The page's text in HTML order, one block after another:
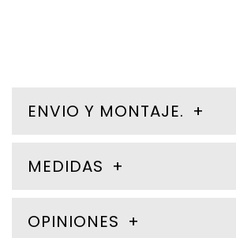
ENVIO Y MONTAJE.
MEDIDAS
OPINIONES